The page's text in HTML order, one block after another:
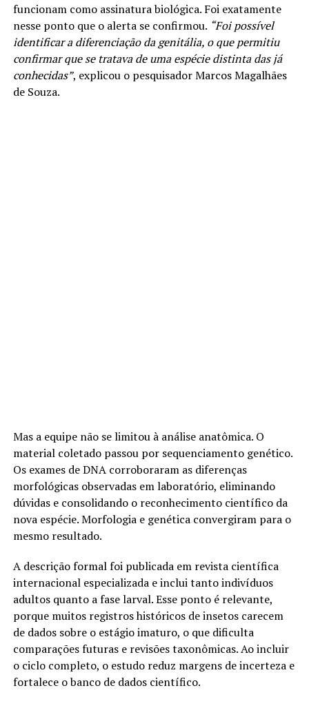
funcionam como assinatura biológica. Foi exatamente
nesse ponto que o alerta se confirmou. “Foi possível
identificar a diferenciação da genitália, o que permitiu
confirmar que se tratava de uma espécie distinta das já
conhecidas”, explicou o pesquisador Marcos Magalhães
de Souza.
Mas a equipe não se limitou à análise anatômica. O
material coletado passou por sequenciamento genético.
Os exames de DNA corroboraram as diferenças
morfológicas observadas em laboratório, eliminando
dúvidas e consolidando o reconhecimento científico da
nova espécie. Morfologia e genética convergiram para o
mesmo resultado.
A descrição formal foi publicada em revista científica
internacional especializada e inclui tanto indivíduos
adultos quanto a fase larval. Esse ponto é relevante,
porque muitos registros históricos de insetos carecem
de dados sobre o estágio imaturo, o que dificulta
comparações futuras e revisões taxonômicas. Ao incluir
o ciclo completo, o estudo reduz margens de incerteza e
fortalece o banco de dados científico.